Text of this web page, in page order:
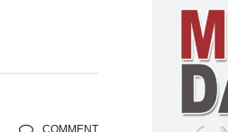
COMMENT